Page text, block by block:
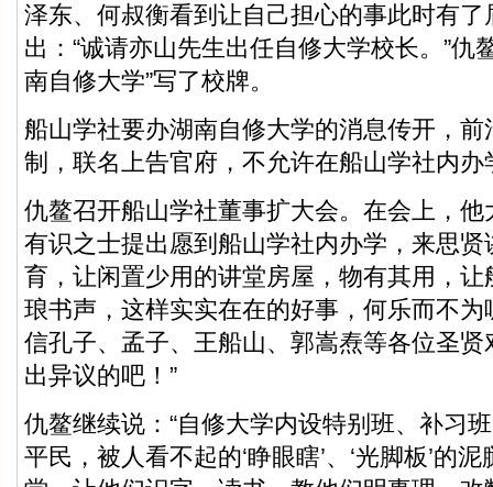
泽东、何叔衡看到让自己担心的事此时有
出：“诚请亦山先生出任自修大学校长。”仇
南自修大学”写了校牌。
船山学社要办湖南自修大学的消息传开，
制，联名上告官府，不允许在船山学社内办
仇鳌召开船山学社董事扩大会。在会上，他
有识之士提出愿到船山学社内办学，来思
育，让闲置少用的讲堂房屋，物有其用，
琅书声，这样实实在在的好事，何乐而不
信孔子、孟子、王船山、郭嵩焘等各位圣
出异议的吧！”
仇鳌继续说：“自修大学内设特别班、补习
平民，被人看不起的‘睁眼瞎’、‘光脚板’的